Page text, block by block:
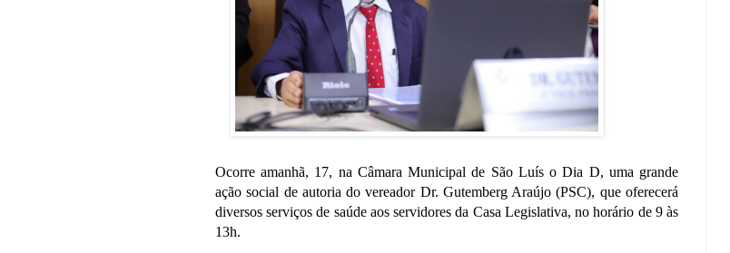
Ocorre amanhã, 17, na Câmara Municipal de São Luís o Dia D, uma grande
ação social de autoria do vereador Dr. Gutemberg Araújo (PSC), que oferecerá
diversos serviços de saúde aos servidores da Casa Legislativa, no horário de 9 às
13h.